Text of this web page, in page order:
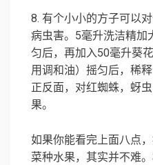
8. 有个小小的方子可以
病虫害。5毫升洗洁精加
匀后，再加入50毫升葵
用调和油）摇匀后，稀
正反面，对红蜘蛛，蚜
果。
如果你能看完上面八点
菜种水果，其实并不难